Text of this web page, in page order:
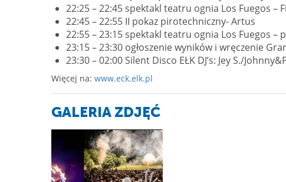
22:25 – 22:45 spektakl teatru ognia Los Fuegos –
22:45 – 22:55 II pokaz pirotechniczny- Artus
22:55 – 23:15 spektakl teatru ognia Los Fuegos –
23:15 – 23:30 ogłoszenie wyników i wręczenie
23:30 – 02:00 Silent Disco EŁK DJ’s: Jey S./
Więcej na: www.eck.elk.pl
GALERIA ZDJĘĆ